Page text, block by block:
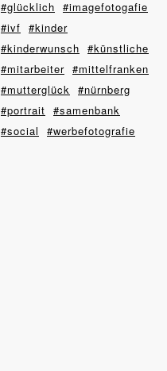
#glücklich #imagefotogafie
#ivf #kinder
#kinderwunsch #künstliche
#mitarbeiter #mittelfranken
#mutterglück #nürnberg
#portrait #samenbank
#social
#werbefotografie